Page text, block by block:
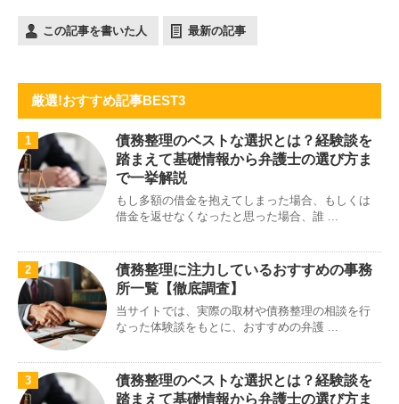
この記事を書いた人 最新の記事
厳選!おすすめ記事BEST3
1
債務整理のベストな選択とは？経験談を
踏まえて基礎情報から弁護士の選び方ま
で一挙解説
もし多額の借金を抱えてしまった場合、もしくは
借金を返せなくなったと思った場合、誰 ...
2
債務整理に注力しているおすすめの事務
所一覧【徹底調査】
当サイトでは、実際の取材や債務整理の相談を行
なった体験談をもとに、おすすめの弁護 ...
3
債務整理のベストな選択とは？経験談を
踏まえて基礎情報から弁護士の選び方ま